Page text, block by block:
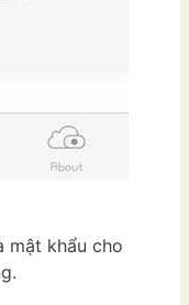
mật khẩu cho